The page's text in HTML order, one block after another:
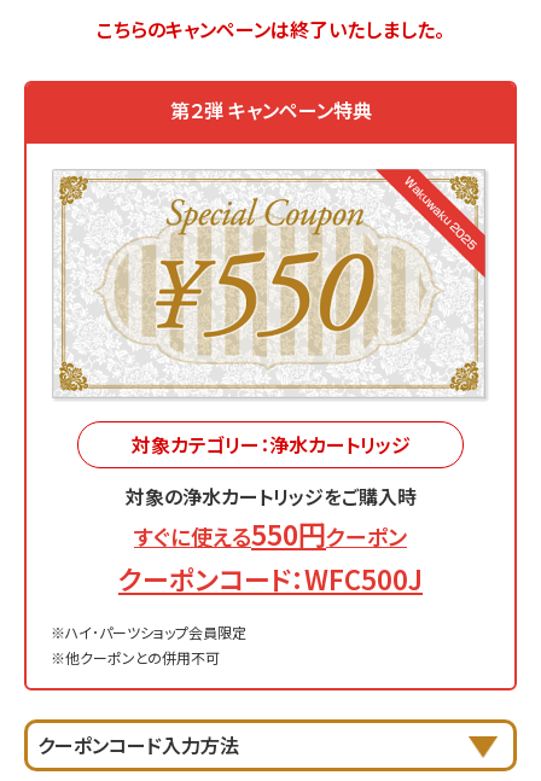
こちらのキャンペーンは終了いたしました。
第２弾 キャンペーン特典
対象カテゴリー：浄水カートリッジ
対象の浄水カートリッジをご購入時
すぐに使える550円クーポン
クーポンコード：WFC500J
※ハイ･パーツショップ会員限定
※他クーポンとの併用不可
クーポンコード入力方法